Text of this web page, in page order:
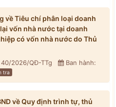
về Tiêu chí phân loại doanh
vốn nhà nước tại doanh
có vốn nhà nước do Thủ
40/2026/QĐ-TTg
Ban hành:
tra
về Quy định trình tự, thủ